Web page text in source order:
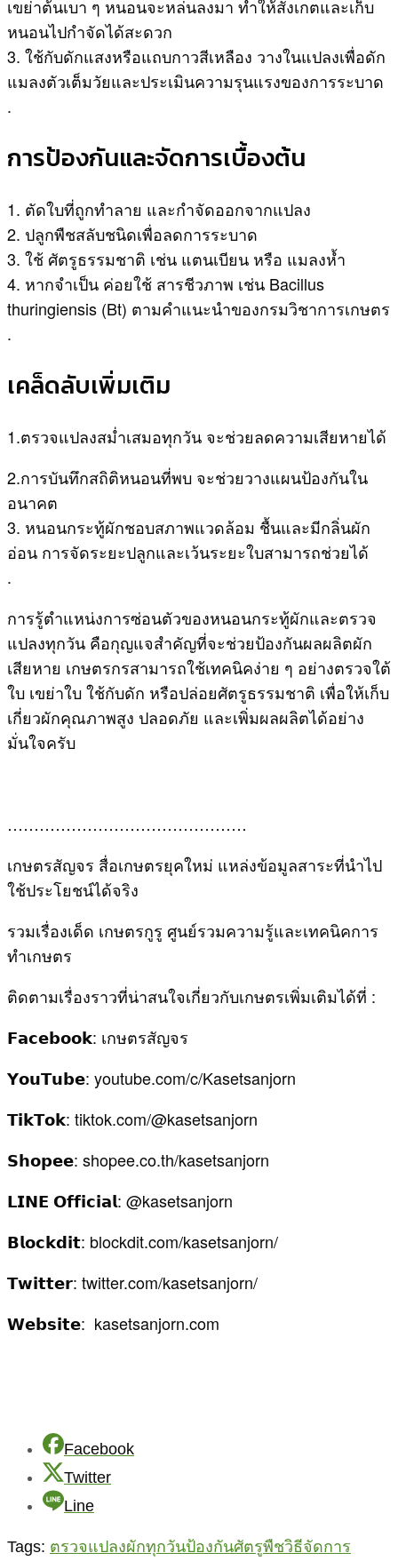
เขย่าต้นเบา ๆ หนอนจะหล่นลงมา ทำให้สังเกตและเก็บ
หนอนไปกำจัดได้สะดวก
3. ใช้กับดักแสงหรือแถบกาวสีเหลือง วางในแปลงเพื่อดัก
แมลงตัวเต็มวัยและประเมินความรุนแรงของการระบาด
.
การป้องกันและจัดการเบื้องต้น
1. ตัดใบที่ถูกทำลาย และกำจัดออกจากแปลง
2. ปลูกพืชสลับชนิดเพื่อลดการระบาด
3. ใช้ ศัตรูธรรมชาติ เช่น แตนเบียน หรือ แมลงห้ำ
4. หากจำเป็น ค่อยใช้ สารชีวภาพ เช่น Bacillus
thuringiensis (Bt) ตามคำแนะนำของกรมวิชาการเกษตร
.
เคล็ดลับเพิ่มเติม
1.ตรวจแปลงสม่ำเสมอทุกวัน จะช่วยลดความเสียหายได้
2.การบันทึกสถิติหนอนที่พบ จะช่วยวางแผนป้องกันใน
อนาคต
3. หนอนกระทู้ผักชอบสภาพแวดล้อม ชื้นและมีกลิ่นผัก
อ่อน การจัดระยะปลูกและเว้นระยะใบสามารถช่วยได้
.
การรู้ตำแหน่งการซ่อนตัวของหนอนกระทู้ผักและตรวจ
แปลงทุกวัน คือกุญแจสำคัญที่จะช่วยป้องกันผลผลิตผัก
เสียหาย เกษตรกรสามารถใช้เทคนิคง่าย ๆ อย่างตรวจใต้
ใบ เขย่าใบ ใช้กับดัก หรือปล่อยศัตรูธรรมชาติ เพื่อให้เก็บ
เกี่ยวผักคุณภาพสูง ปลอดภัย และเพิ่มผลผลิตได้อย่าง
มั่นใจครับ
………………………………………
เกษตรสัญจร สื่อเกษตรยุคใหม่ แหล่งข้อมูลสาระที่นำไป
ใช้ประโยชน์ได้จริง
รวมเรื่องเด็ด เกษตรกูรู ศูนย์รวมความรู้และเทคนิคการ
ทำเกษตร
ติดตามเรื่องราวที่น่าสนใจเกี่ยวกับเกษตรเพิ่มเติมได้ที่ :
𝗙𝗮𝗰𝗲𝗯𝗼𝗼𝗸: เกษตรสัญจร
𝗬𝗼𝘂𝗧𝘂𝗯𝗲: youtube.com/c/Kasetsanjorn
𝗧𝗶𝗸𝗧𝗼𝗸: tiktok.com/@kasetsanjorn
𝗦𝗵𝗼𝗽𝗲𝗲: shopee.co.th/kasetsanjorn
𝗟𝗜𝗡𝗘 𝗢𝗳𝗳𝗶𝗰𝗶𝗮𝗹: @kasetsanjorn
𝗕𝗹𝗼𝗰𝗸𝗱𝗶𝘁: blockdit.com/kasetsanjorn/
𝗧𝘄𝗶𝘁𝘁𝗲𝗿: twitter.com/kasetsanjorn/
𝗪𝗲𝗯𝘀𝗶𝘁𝗲: kasetsanjorn.com
Facebook
Twitter
Line
Tags: ตรวจแปลงผักทุกวันป้องกันศัตรูพืชวิธีจัดการ